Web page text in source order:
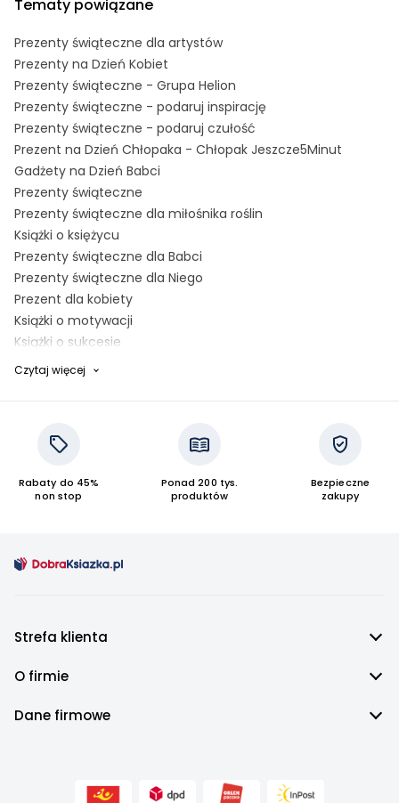
Tematy powiązane
Prezenty świąteczne dla artystów
Prezenty na Dzień Kobiet
Prezenty świąteczne - Grupa Helion
Prezenty świąteczne - podaruj inspirację
Prezenty świąteczne - podaruj czułość
Prezent na Dzień Chłopaka - Chłopak Jeszcze5Minut
Gadżety na Dzień Babci
Prezenty świąteczne
Prezenty świąteczne dla miłośnika roślin
Książki o księżycu
Prezenty świąteczne dla Babci
Prezenty świąteczne dla Niego
Prezent dla kobiety
Książki o motywacji
Książki o sukcesie
Książki o emocjach
Czytaj więcej
Rabaty do 45%
non stop
Ponad 200 tys.
produktów
Bezpieczne
zakupy
Strefa klienta
O firmie
Dane firmowe